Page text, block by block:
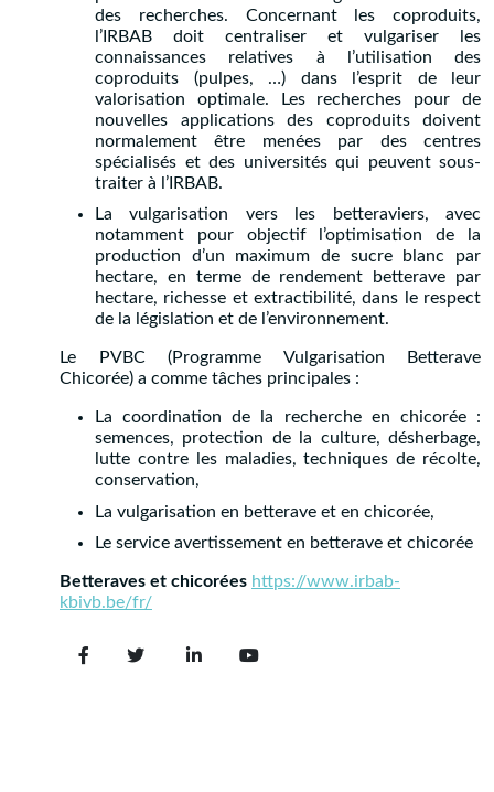
des recherches. Concernant les coproduits,
l’IRBAB doit centraliser et vulgariser les
connaissances relatives à l’utilisation des
coproduits (pulpes, …) dans l’esprit de leur
valorisation optimale. Les recherches pour de
nouvelles applications des coproduits doivent
normalement être menées par des centres
spécialisés et des universités qui peuvent sous-
traiter à l’IRBAB.
La vulgarisation vers les betteraviers, avec
notamment pour objectif l’optimisation de la
production d’un maximum de sucre blanc par
hectare, en terme de rendement betterave par
hectare, richesse et extractibilité, dans le respect
de la législation et de l’environnement.
Le PVBC (Programme Vulgarisation Betterave
Chicorée) a comme tâches principales :
La coordination de la recherche en chicorée :
semences, protection de la culture, désherbage,
lutte contre les maladies, techniques de récolte,
conservation,
La vulgarisation en betterave et en chicorée,
Le service avertissement en betterave et chicorée
Betteraves et chicorées https://www.irbab-
kbivb.be/fr/